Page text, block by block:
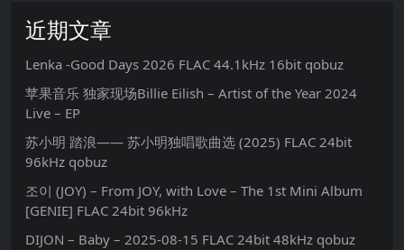
近期文章
Lenka -Good Days 2026 FLAC 44.1kHz 16bit qobuz
苹果音乐 独家现场Billie Eilish – Artist of the Year 2024
Live – EP
苏小明 踏浪—— 苏小明独唱歌曲选 (2025) FLAC 24bit
96kHz qobuz
조이 (JOY) – From JOY, with Love – The 1st Mini Album
[GENIE] FLAC 24bit 96kHz
DIJON – Baby – 2025-08-15 FLAC 24bit 48kHz qobuz